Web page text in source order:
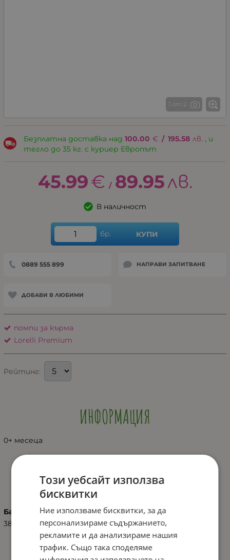
1 от 2
Безплатна доставка над 100.00 € / 195.58 лв. , и
тегло до 35 кг. с куриер Европът
45.99€ / 89.95лв.
В наличност
бр. КУПИ
0889 555 899 НАПРАВИ ЗАПИТВАНЕ
ДОБАВИ В ЛЮБИМИ
помпи за кърма
Lorelli Premium
Рейтинг:
ИНФОРМАЦИЯ
0+ месеца
ХАРАКТЕРИСТИКИ
Баркод (ISBN, UPC, др.)
3800166116341
Този уебсайт използва
бисквитки
Ние използваме бисквитки, за да
персонализираме съдържанието,
рекламите и да анализираме нашия
трафик. Също така споделяме